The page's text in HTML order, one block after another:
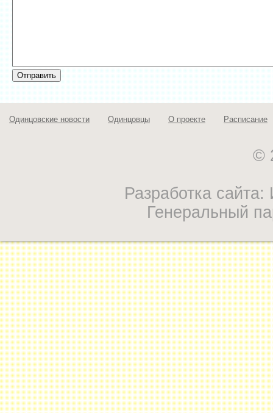
Одинцовские новости Одинцовцы О проекте Расписание
©
Разработка
Генеральный